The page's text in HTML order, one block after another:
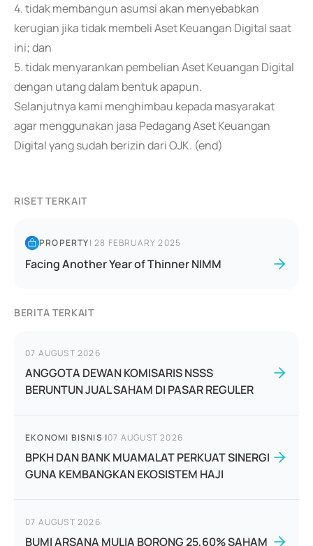
4. tidak membangun asumsi akan menyebabkan
kerugian jika tidak membeli Aset Keuangan Digital saat
ini; dan
5. tidak menyarankan pembelian Aset Keuangan Digital
dengan utang dalam bentuk apapun.
Selanjutnya kami menghimbau kepada masyarakat
agar menggunakan jasa Pedagang Aset Keuangan
Digital yang sudah berizin dari OJK. (end)
RISET TERKAIT
PROPERTY|28 FEBRUARY 2025
Facing Another Year of Thinner NIMM
BERITA TERKAIT
07 AUGUST 2026
ANGGOTA DEWAN KOMISARIS NSSS
BERUNTUN JUAL SAHAM DI PASAR REGULER
EKONOMI BISNIS |07 AUGUST 2026
BPKH DAN BANK MUAMALAT PERKUAT SINERGI
GUNA KEMBANGKAN EKOSISTEM HAJI
07 AUGUST 2026
BUMI ARSANA MULIA BORONG 25,60% SAHAM